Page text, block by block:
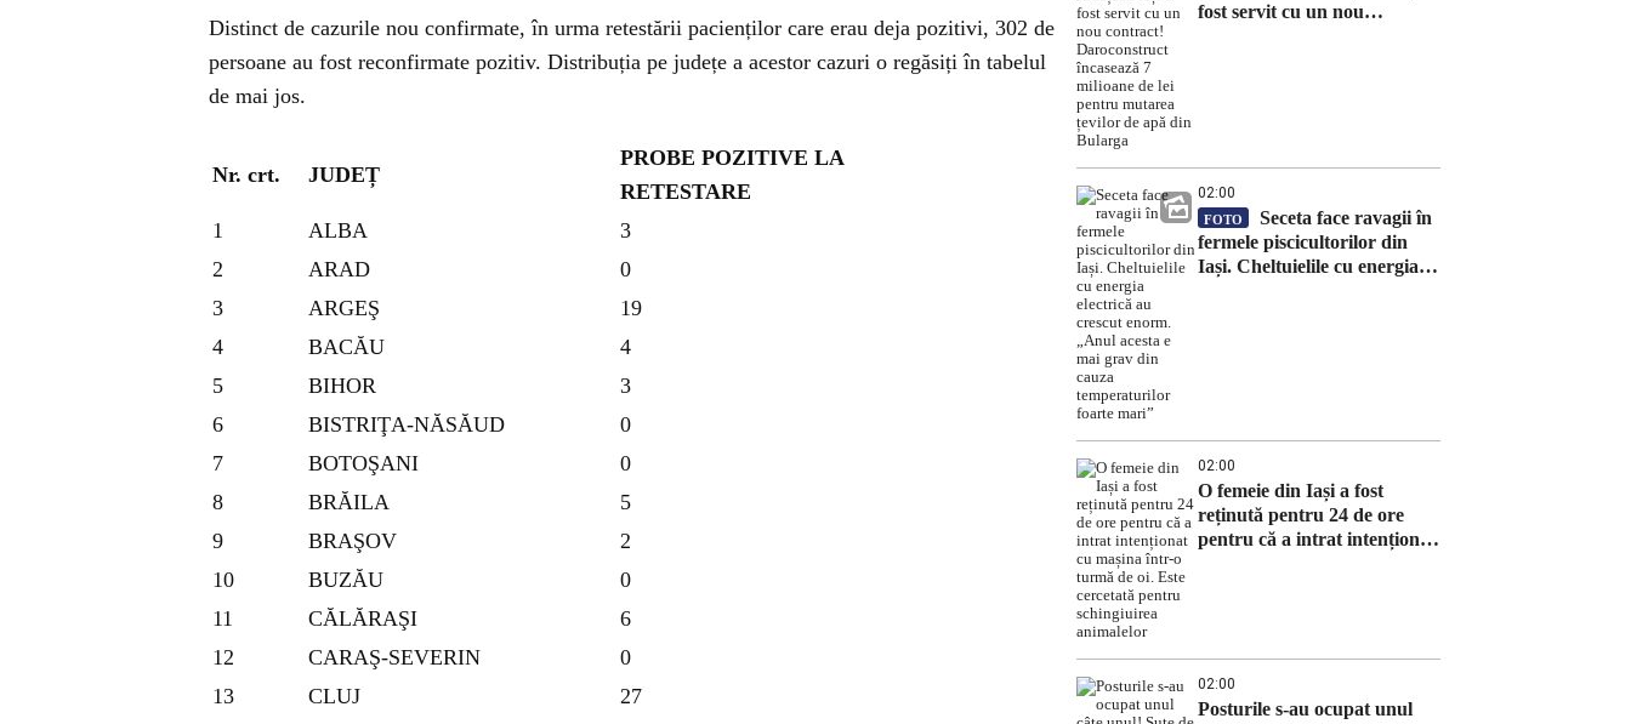
Distinct de cazurile nou confirmate, în urma retestării pacienților care erau deja pozitivi, 302 de
persoane au fost reconfirmate pozitiv. Distribuția pe județe a acestor cazuri o regăsiți în tabelul
de mai jos.
Nr. crt. JUDEȚ
PROBE POZITIVE LA
RETESTARE
1
ALBA
3
2
ARAD
0
3
ARGEŞ
19
4
BACĂU
4
5
BIHOR
3
6
BISTRIŢA-NĂSĂUD
0
7
BOTOŞANI
0
8
BRĂILA
5
9
BRAŞOV
2
10
BUZĂU
0
11
CĂLĂRAŞI
6
12
CARAŞ-SEVERIN
0
13
CLUJ
27
fost servit cu un nou
02:00
FOTO
Seceta face ravagii în
fermele piscicultorilor din
Iași. Cheltuielile cu energia
02:00
O femeie din Iași a fost
reținută pentru 24 de ore
pentru că a intrat intenționat
02:00
Posturile s-au ocupat unul